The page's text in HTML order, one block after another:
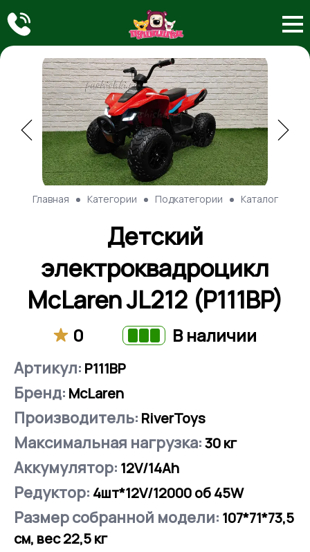
Главная Категории Подкатегории Каталог
Детский
электроквадроцикл
McLaren JL212 (P111BP)
0 В наличии
Артикул: P111BP
Бренд: McLaren
Производитель: RiverToys
Максимальная нагрузка:30кг
Аккумулятор: 12V/14Ah
Редуктор: 4шт*12V/12000 об 45W
Размер собранной модели: 107*71*73,5
см, вес 22,5 кг